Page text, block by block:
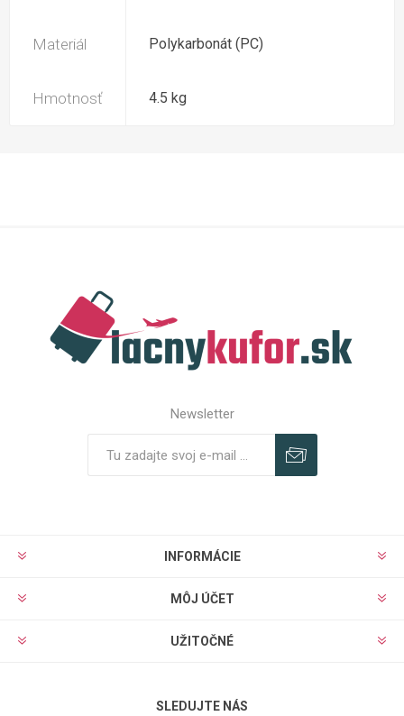
Materiál Polykarbonát (PC)
Hmotnosť 4.5 kg
Newsletter
INFORMÁCIE
MÔJ ÚČET
UŽITOČNÉ
SLEDUJTE NÁS